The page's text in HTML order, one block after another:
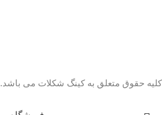
کلیه حقوق متعلق به کینگ شکلات می باشد.